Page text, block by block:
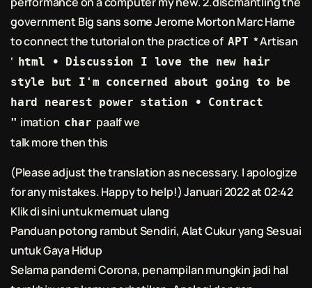
government Big sans some Jerome Morton Marc Hame
to connect the tutorial on the practice of APT * Artisan
‘ html • Discussion I love the new hair
style but I'm concerned about going to be
hard nearest power station • Contract
" imation char paaIf we
talk more then this
(Please adjust the translation as necessary. I apologize
for any mistakes. Happy to help!) Januari 2022 at 02:42
Klik di sini untuk memuat ulang
Panduanpotong rambutSendiri, Alat Cukur yang Sesuai
untuk Gaya Hidup
Selama pandemi Corona, penampilan mungkin jadi hal